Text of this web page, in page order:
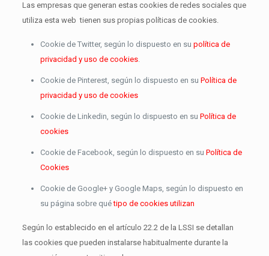
Las empresas que generan estas cookies de redes sociales que
utiliza esta web tienen sus propias políticas de cookies.
Cookie de Twitter, según lo dispuesto en su política de
privacidad y uso de cookies.
Cookie de Pinterest, según lo dispuesto en su Política de
privacidad y uso de cookies
Cookie de Linkedin, según lo dispuesto en su Política de
cookies
Cookie de Facebook, según lo dispuesto en su Política de
Cookies
Cookie de Google+ y Google Maps, según lo dispuesto en
su página sobre quétipo de cookies utilizan
Según lo establecido en el artículo 22.2 de la LSSI se detallan
las cookies que pueden instalarse habitualmente durante la